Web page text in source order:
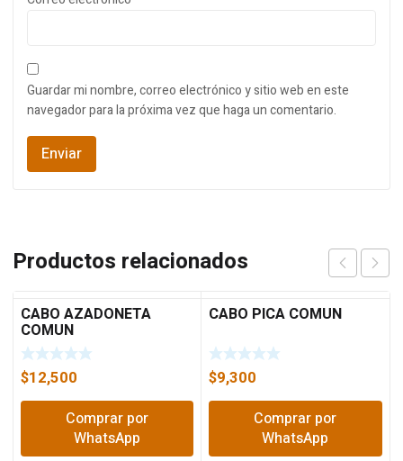
Guardar mi nombre, correo electrónico y sitio web en este
navegador para la próxima vez que haga un comentario.
Productos relacionados
CABO AZADONETA
COMUN
$12,500
Comprar por
WhatsApp
CABO PICA COMUN
$9,300
Comprar por
WhatsApp